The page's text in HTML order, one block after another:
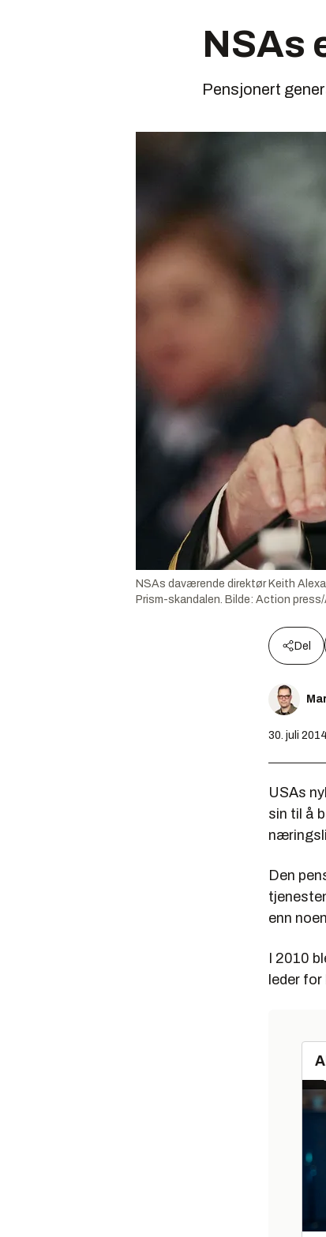
NSAs
Pensjonert
NSAs daværende direktør Keith
Prism-skandalen. Bilde: Action press/
Del
30. juli
USAs
sin til å
Den
enn
I 2010
leder